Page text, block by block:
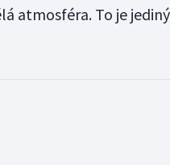
atmosféra. To je